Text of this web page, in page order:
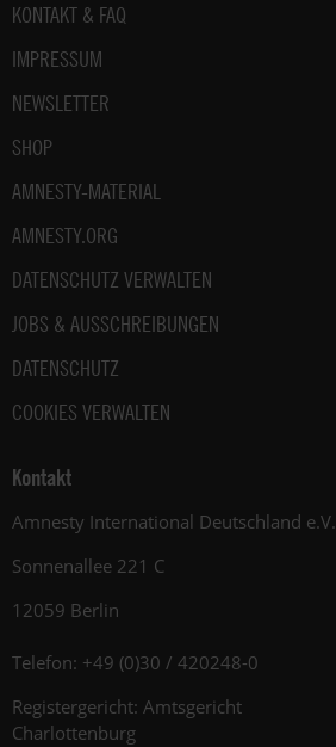
Fußbereich
KONTAKT & FAQ
IMPRESSUM
NEWSLETTER
SHOP
AMNESTY-MATERIAL
AMNESTY.ORG
DATENSCHUTZ VERWALTEN
JOBS & AUSSCHREIBUNGEN
DATENSCHUTZ
COOKIES VERWALTEN
Kontakt
Amnesty International Deutschland e.V.
Sonnenallee 221 C
12059 Berlin
Telefon: +49 (0)30 / 420248-0
Registergericht: Amtsgericht
Charlottenburg